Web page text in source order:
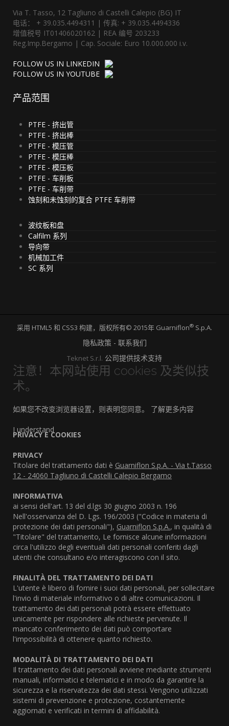
Via T. Tasso, 12 Tagliuno di Castelli Calepio (BG) IT
电话： + 39.035.4494311 | 传真: + 39.035.4494336
增值税号 IT01406020162 | REA 编号 203233
Reg.Imp.Bergamo | Cap. Sociale: Euro 10.000.000 i.v.
FOLLOW US IN LINKEDIN
FOLLOW US IN YOUTUBE
产品范围
PTFE - 挤出管
PTFE - 挤出棒
PTFE - 模压管
PTFE - 模压棒
PTFE - 模压板
PTFE - 车削板
PTFE - 车削带
蚀刻和未蚀刻的复合 PTFE 车削带
波纹板和盘
Calfilm 系列
导向带
机械加工件
SC 系列
采用 HTML5 和 CSS3 构建，版权所有© 2015年 Guarniflon® S.p.A.
隐私政策 - 联系我们
Teknet S.r.l. 公司提供技术支持
注意！本网站使用 cookies 及类似技
术。
如果您不改变浏览器设置，则表明您同意。 了解更多内容
I understand
PRIVACY E COOKIES
PRIVACY
Titolare del trattamento dati è Guarniflon S.p.A. - Via t.Tasso
12 - 24060 Tagliuno di Castelli Calepio Bergamo
INFORMATIVA
ai sensi dell'art. 13 del d.lgs 30 giugno 2003 n. 196
Nell'osservanza del D. Lgs. 196/2003 ("Codice in materia di
protezione dei dati personali"), Guarniflon S.p.A., in qualità di
"Titolare" del trattamento, Le fornisce alcune informazioni
circa l'utilizzo degli eventuali dati personali conferiti dagli
utenti che consultano e/o interagiscono con il sito.
FINALITÀ DEL TRATTAMENTO DEI DATI
L'utente è libero di fornire i suoi dati personali, per sollecitare
l'invio di materiale informativo o di altre comunicazioni. Il
trattamento dei dati personali potrà essere effettuato
unicamente per rispondere alle richieste pervenute. Il
mancato conferimento dei dati può comportare
l'impossibilità di ottenere quanto richiesto.
MODALITÀ DI TRATTAMENTO DEI DATI
Il trattamento dei dati personali avviene mediante strumenti
manuali, informatici e telematici e in modo da garantire la
sicurezza e la riservatezza dei dati stessi. Vengono utilizzati
sistemi di prevenzione e protezione, costantemente
aggiornati e verificati in termini di affidabilità.